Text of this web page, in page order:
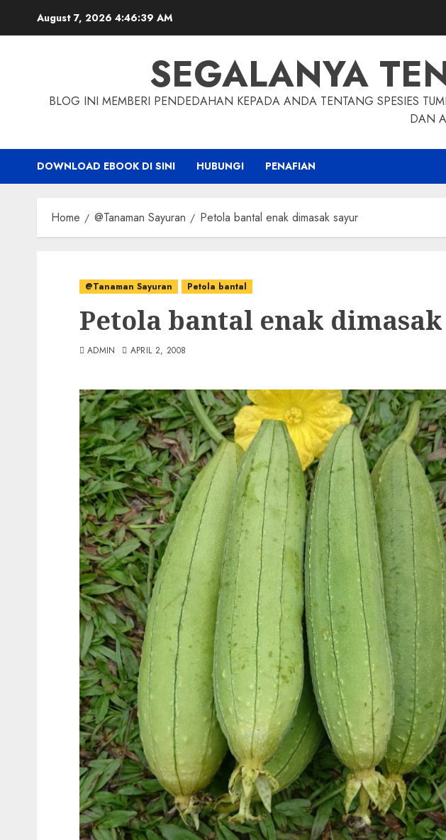
August 7, 2026 4:46:40 AM
SEGALANYA
BLOG INI MEMBERI PENDEDAHAN KEPADA ANDA TENTANG SPESIES
DAN
DOWNLOAD EBOOK DI SINI HUBUNGI PENAFIAN
Home @Tanaman Sayuran Petola bantal enak dimasak sayur
@Tanaman Sayuran Petola bantal
Petola bantal enak
ADMIN APRIL 2, 2008